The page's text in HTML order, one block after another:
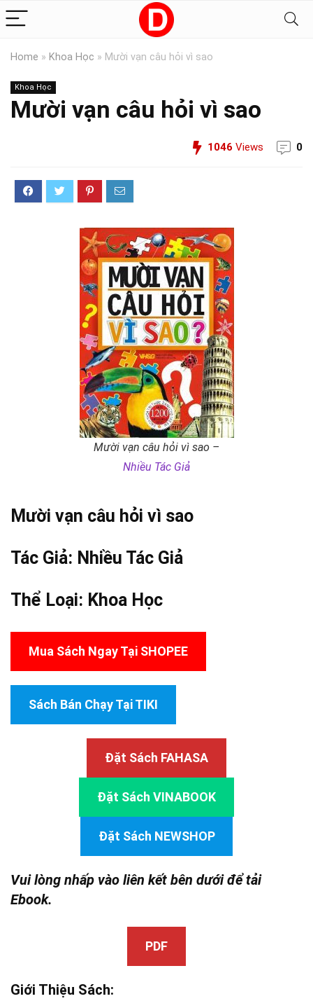
Home » Khoa Học » Mười vạn câu hỏi vì sao
Khoa Học
Mười vạn câu hỏi vì sao
1046 Views 0
Mười vạn câu hỏi vì sao –
Nhiều Tác Giả
Mười vạn câu hỏi vì sao
Tác Giả: Nhiều Tác Giả
Thể Loại: Khoa Học
Mua Sách Ngay Tại SHOPEE
Sách Bán Chạy Tại TIKI
Đặt Sách FAHASA
Đặt Sách VINABOOK
Đặt Sách NEWSHOP
Vui lòng nhấp vào liên kết bên dưới để tải
Ebook.
PDF
Giới Thiệu Sách: